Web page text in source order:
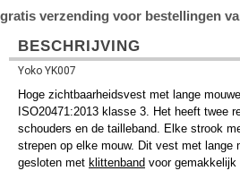
gratis verzending voor bestellingen
BESCHRIJVING
Yoko YK007
Hoge zichtbaarheidsvest met lange
ISO20471:2013 klasse 3. Het heeft twee
schouders en de tailleband. Elke strook
strepen op elke mouw. Dit vest met lange
gesloten met klittenband voor